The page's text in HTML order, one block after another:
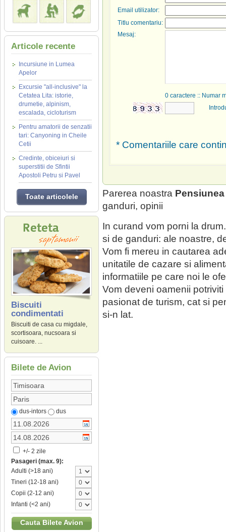
Articole recente
Incursiune in Lumea
Apelor
Excursie "all-inclusive" la
Cetatea Lita: istorie,
drumetie, alpinism,
escalada, cicloturism
Pentru amatorii de senzatii
tari: Canyoning in Cheile
Cetii
Credinte, obiceiuri si
superstitii de Sfintii
Apostoli Petru si Pavel
Toate articolele
Biscuiti
condimentati
Biscuiti de casa cu migdale,
scortisoara, nucsoara si
cuisoare. ...
Bilete de Avion
dus-intors dus
+/- 2 zile
Pasageri (max. 9):
Adulti (>18 ani)
Tineri (12-18 ani)
Copii (2-12 ani)
Infanti (<2 ani)
Cauta Bilete Avion
Email utilizator:
Titlu comentariu:
Mesaj:
0 caractere :: Numar
* Comentariile care
Parerea noastra
ganduri, opinii
In curand vom porni la
si de ganduri: ale noastre,
Vom fi mereu in cautarea
unitatile de cazare si
informatiile pe care noi le
Vom deveni oamenii
pasionat de turism, cat si
si-n lat.